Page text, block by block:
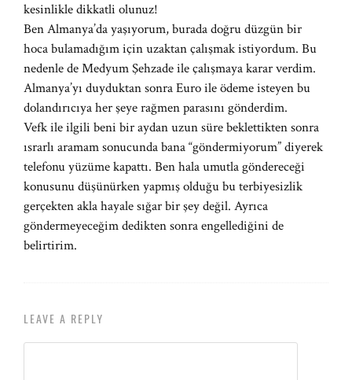
kesinlikle dikkatli olunuz!
Ben Almanya’da yaşıyorum, burada doğru düzgün bir
hoca bulamadığım için uzaktan çalışmak istiyordum. Bu
nedenle de Medyum Şehzade ile çalışmaya karar verdim.
Almanya’yı duyduktan sonra Euro ile ödeme isteyen bu
dolandırıcıya her şeye rağmen parasını gönderdim.
Vefk ile ilgili beni bir aydan uzun süre beklettikten sonra
ısrarlı aramam sonucunda bana “göndermiyorum” diyerek
telefonu yüzüme kapattı. Ben hala umutla göndereceği
konusunu düşünürken yapmış olduğu bu terbiyesizlik
gerçekten akla hayale sığar bir şey değil. Ayrıca
göndermeyeceğim dedikten sonra engellediğini de
belirtirim.
LEAVE A REPLY